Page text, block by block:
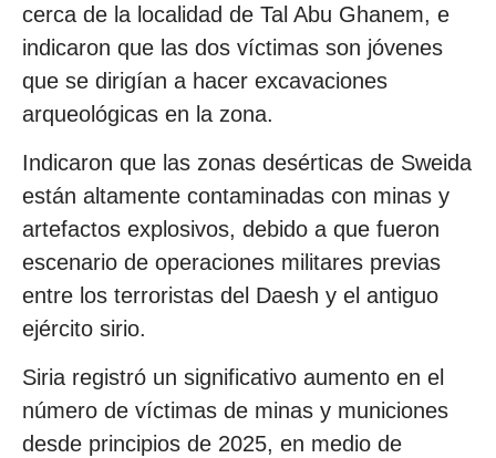
cerca de la localidad de Tal Abu Ghanem, e
indicaron que las dos víctimas son jóvenes
que se dirigían a hacer excavaciones
arqueológicas en la zona.
Indicaron que las zonas desérticas de Sweida
están altamente contaminadas con minas y
artefactos explosivos, debido a que fueron
escenario de operaciones militares previas
entre los terroristas del Daesh y el antiguo
ejército sirio.
Siria registró un significativo aumento en el
número de víctimas de minas y municiones
desde principios de 2025, en medio de